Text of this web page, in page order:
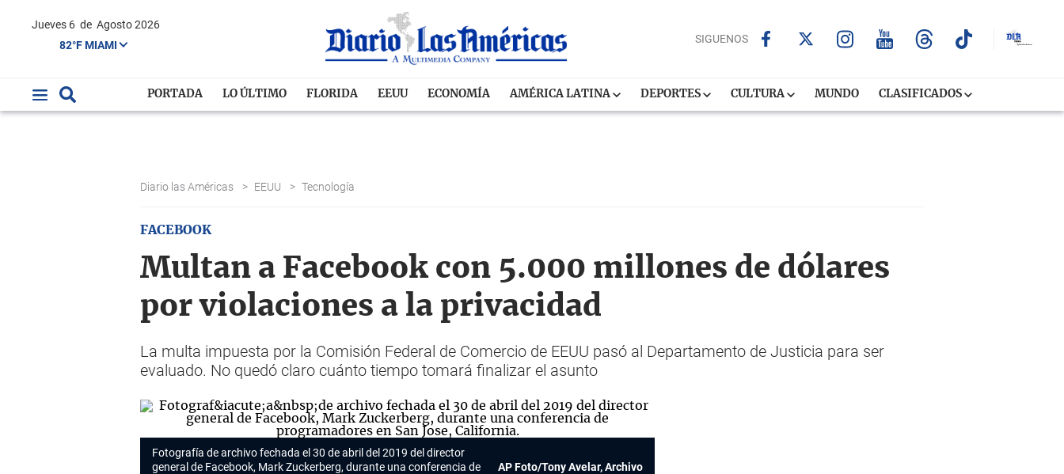
Jueves 6 de Agosto 2026
82°F MIAMI
SIGUENOS
PORTADA LO ÚLTIMO FLORIDA EEUU ECONOMÍA AMÉRICA LATINA DEPORTES CULTURA MUNDO CLASIFICADOS
Diario las Américas > EEUU > Tecnología
FACEBOOK
Multan a Facebook con 5.000 millones de dólares
por violaciones a la privacidad
La multa impuesta por la Comisión Federal de Comercio de EEUU pasó al Departamento de Justicia para ser
evaluado. No quedó claro cuánto tiempo tomará finalizar el asunto
Fotografía de archivo fechada el 30 de abril del 2019 del director
general de Facebook, Mark Zuckerberg, durante una conferencia de
AP Foto/Tony Avelar, Archivo